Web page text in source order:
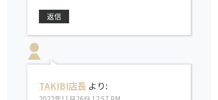
返信
TAKIBI店長 より: